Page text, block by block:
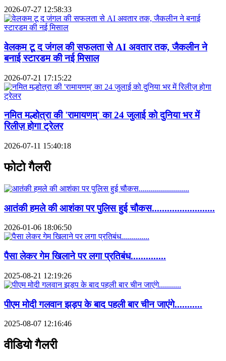
2026-07-27 12:58:33
वेलकम टू द जंगल की सफलता से AI अवतार तक, जैकलीन ने
बनाई स्टारडम की नई मिसाल
2026-07-21 17:15:22
नमित मल्होत्रा की 'रामायणम्' का 24 जुलाई को दुनिया भर में
रिलीज़ होगा ट्रेलर
2026-07-11 15:40:18
फोटो गैलरी
आतंकी हमले की आशंका पर पुलिस हुई चौकस.........................
2026-01-06 18:06:50
पैसा लेकर गेम खिलाने पर लगा प्रतिबंध..............
2025-08-21 12:19:26
पीएम मोदी गलवान झड़प के बाद पहली बार चीन जाएंगे...........
2025-08-07 12:16:46
वीडियो गैलरी